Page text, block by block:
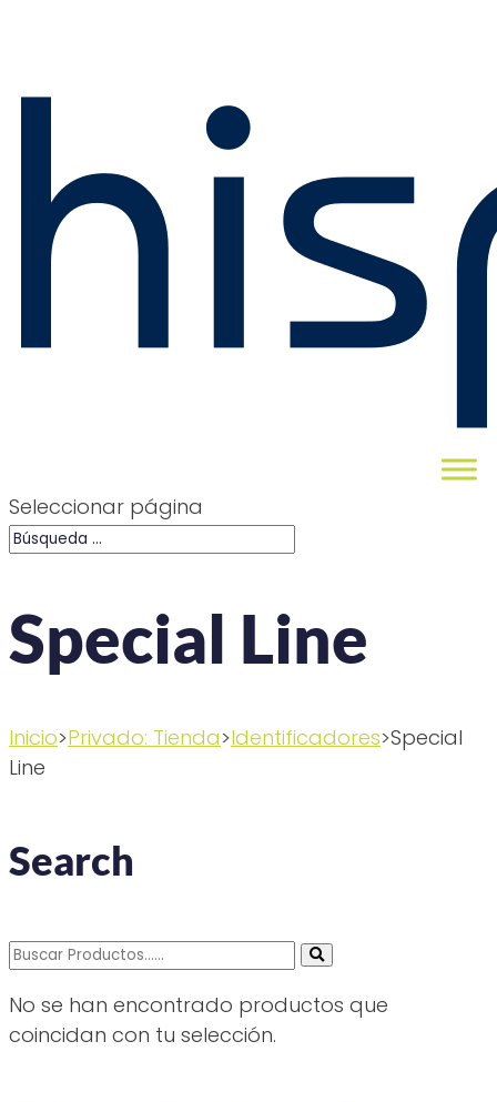
Seleccionar página
Special Line
Inicio>Privado: Tienda>Identificadores>Special
Line
Search
Buscar
No se han encontrado productos que
coincidan con tu selección.